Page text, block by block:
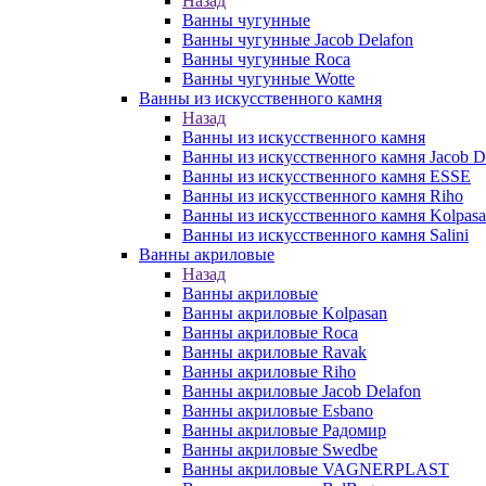
Ванны чугунные
Ванны чугунные Jacob Delafon
Ванны чугунные Roca
Ванны чугунные Wotte
Ванны из искусственного камня
Назад
Ванны из искусственного камня
Ванны из искусственного камня Jacob
Ванны из искусственного камня ESSE
Ванны из искусственного камня Riho
Ванны из искусственного камня
Ванны из искусственного камня Salini
Ванны акриловые
Назад
Ванны акриловые
Ванны акриловые Kolpasan
Ванны акриловые Roca
Ванны акриловые Ravak
Ванны акриловые Riho
Ванны акриловые Jacob Delafon
Ванны акриловые Esbano
Ванны акриловые Радомир
Ванны акриловые Swedbe
Ванны акриловые VAGNERPLAST